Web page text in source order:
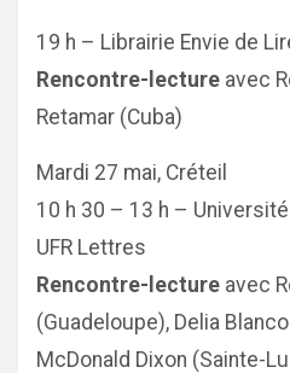
19 h – Librairie Envie de
Rencontre-lecture avec
Retamar (Cuba)
Mardi 27 mai, Créteil
10 h 30 – 13 h –
UFR Lettres
Rencontre-lecture avec
(Guadeloupe), Delia
McDonald Dixon (Sainte-